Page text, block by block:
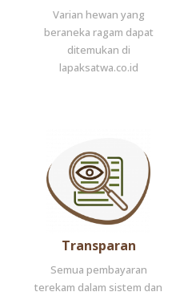
Varian hewan yang
beraneka ragam dapat
ditemukan di
lapaksatwa.co.id
Transparan
Semua pembayaran
terekam dalam sistem dan